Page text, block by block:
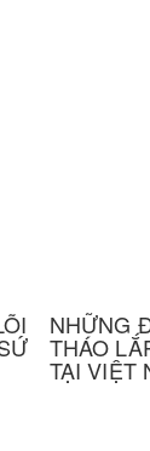
NHỮNG
THÁO
TẠI VIỆT